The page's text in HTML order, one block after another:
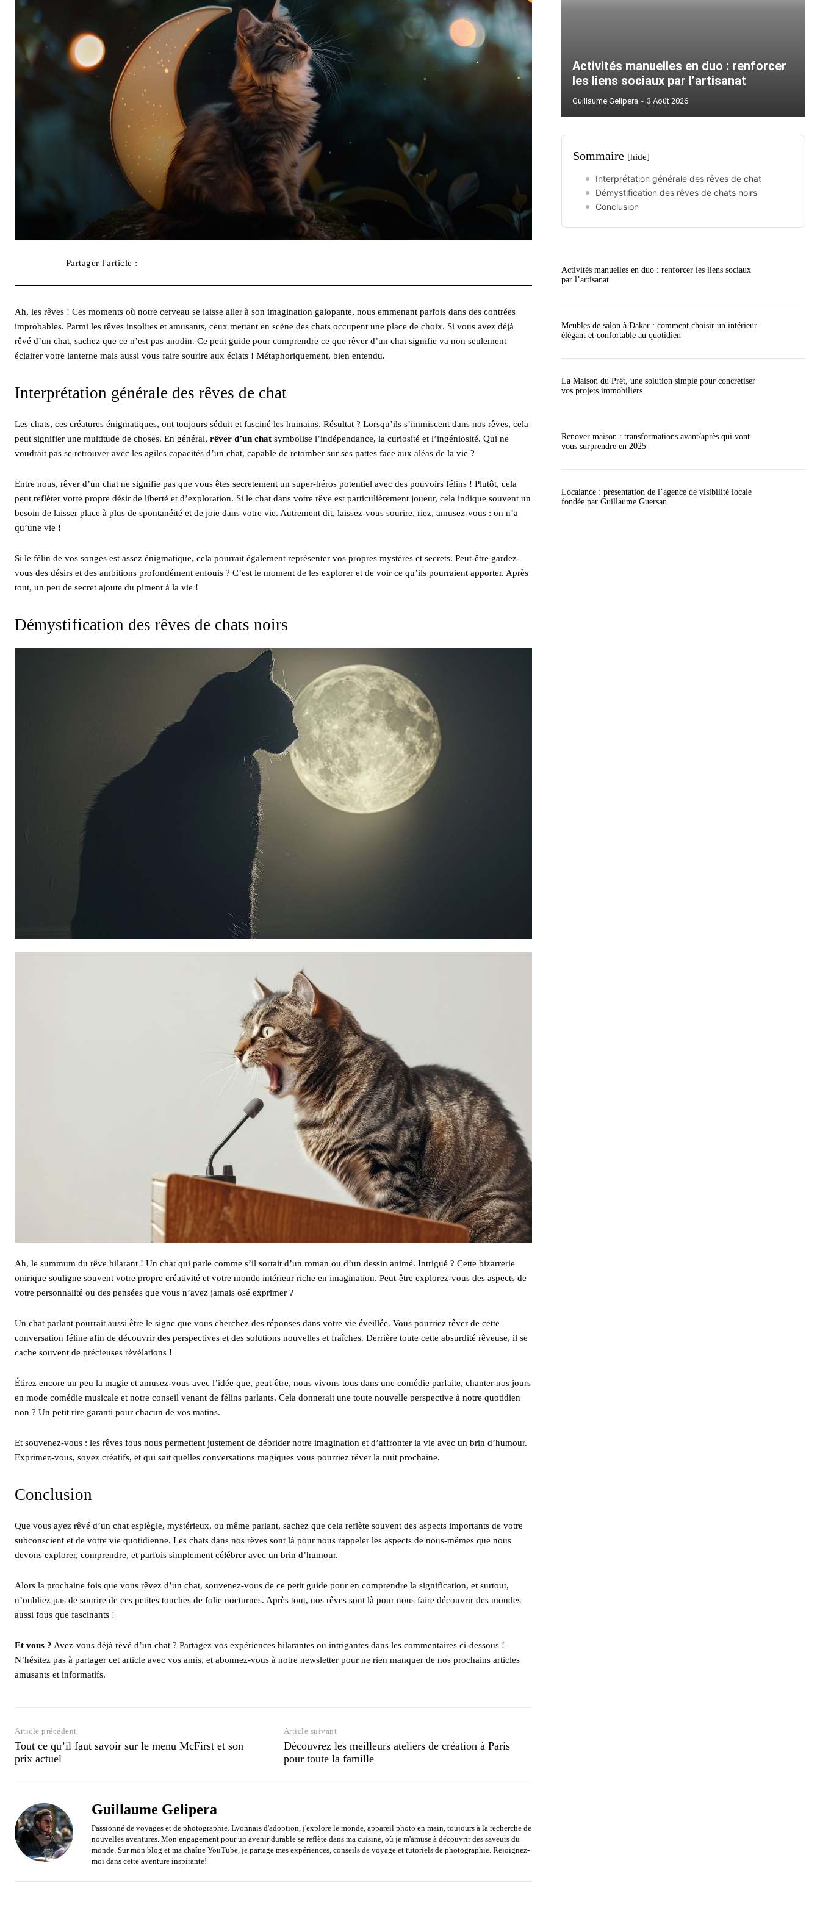
Partager l'article :
Ah, les rêves ! Ces moments où notre cerveau se laisse aller à son imagination galopante, nous emmenant parfois dans des contrées
improbables. Parmi les rêves insolites et amusants, ceux mettant en scène des chats occupent une place de choix. Si vous avez déjà
rêvé d’un chat, sachez que ce n’est pas anodin. Ce petit guide pour comprendre ce que rêver d’un chat signifie va non seulement
éclairer votre lanterne mais aussi vous faire sourire aux éclats ! Métaphoriquement, bien entendu.
Interprétation générale des rêves de chat
Les chats, ces créatures énigmatiques, ont toujours séduit et fasciné les humains. Résultat ? Lorsqu’ils s’immiscent dans nos rêves, cela
peut signifier une multitude de choses. En général, rêver d’un chat symbolise l’indépendance, la curiosité et l’ingéniosité. Qui ne
voudrait pas se retrouver avec les agiles capacités d’un chat, capable de retomber sur ses pattes face aux aléas de la vie ?
Entre nous, rêver d’un chat ne signifie pas que vous êtes secretement un super-héros potentiel avec des pouvoirs félins ! Plutôt, cela
peut refléter votre propre désir de liberté et d’exploration. Si le chat dans votre rêve est particulièrement joueur, cela indique souvent un
besoin de laisser place à plus de spontanéité et de joie dans votre vie. Autrement dit, laissez-vous sourire, riez, amusez-vous : on n’a
qu’une vie !
Si le félin de vos songes est assez énigmatique, cela pourrait également représenter vos propres mystères et secrets. Peut-être gardez-
vous des désirs et des ambitions profondément enfouis ? C’est le moment de les explorer et de voir ce qu’ils pourraient apporter. Après
tout, un peu de secret ajoute du piment à la vie !
Démystification des rêves de chats noirs
Ah, le summum du rêve hilarant ! Un chat qui parle comme s’il sortait d’un roman ou d’un dessin animé. Intrigué ? Cette bizarrerie
onirique souligne souvent votre propre créativité et votre monde intérieur riche en imagination. Peut-être explorez-vous des aspects de
votre personnalité ou des pensées que vous n’avez jamais osé exprimer ?
Un chat parlant pourrait aussi être le signe que vous cherchez des réponses dans votre vie éveillée. Vous pourriez rêver de cette
conversation féline afin de découvrir des perspectives et des solutions nouvelles et fraîches. Derrière toute cette absurdité rêveuse, il se
cache souvent de précieuses révélations !
Étirez encore un peu la magie et amusez-vous avec l’idée que, peut-être, nous vivons tous dans une comédie parfaite, chanter nos jours
en mode comédie musicale et notre conseil venant de félins parlants. Cela donnerait une toute nouvelle perspective à notre quotidien
non ? Un petit rire garanti pour chacun de vos matins.
Et souvenez-vous : les rêves fous nous permettent justement de débrider notre imagination et d’affronter la vie avec un brin d’humour.
Exprimez-vous, soyez créatifs, et qui sait quelles conversations magiques vous pourriez rêver la nuit prochaine.
Conclusion
Que vous ayez rêvé d’un chat espiègle, mystérieux, ou même parlant, sachez que cela reflète souvent des aspects importants de votre
subconscient et de votre vie quotidienne. Les chats dans nos rêves sont là pour nous rappeler les aspects de nous-mêmes que nous
devons explorer, comprendre, et parfois simplement célébrer avec un brin d’humour.
Alors la prochaine fois que vous rêvez d’un chat, souvenez-vous de ce petit guide pour en comprendre la signification, et surtout,
n’oubliez pas de sourire de ces petites touches de folie nocturnes. Après tout, nos rêves sont là pour nous faire découvrir des mondes
aussi fous que fascinants !
Et vous ? Avez-vous déjà rêvé d’un chat ? Partagez vos expériences hilarantes ou intrigantes dans les commentaires ci-dessous !
N’hésitez pas à partager cet article avec vos amis, et abonnez-vous à notre newsletter pour ne rien manquer de nos prochains articles
amusants et informatifs.
Article précédent
Tout ce qu’il faut savoir sur le menu McFirst et son
prix actuel
Article suivant
Découvrez les meilleurs ateliers de création à Paris
pour toute la famille
Guillaume Gelipera
Passionné de voyages et de photographie. Lyonnais d'adoption, j'explore le monde, appareil photo en main, toujours à la recherche de
nouvelles aventures. Mon engagement pour un avenir durable se reflète dans ma cuisine, où je m'amuse à découvrir des saveurs du
monde. Sur mon blog et ma chaîne YouTube, je partage mes expériences, conseils de voyage et tutoriels de photographie. Rejoignez-
moi dans cette aventure inspirante!
Activités manuelles en duo : renforcer
les liens sociaux par l’artisanat
Guillaume Gelipera - 3 Août 2026
Sommaire [hide]
Interprétation générale des rêves de chat
Démystification des rêves de chats noirs
Conclusion
Activités manuelles en duo : renforcer les liens sociaux
par l’artisanat
Meubles de salon à Dakar : comment choisir un intérieur
élégant et confortable au quotidien
La Maison du Prêt, une solution simple pour concrétiser
vos projets immobiliers
Renover maison : transformations avant/après qui vont
vous surprendre en 2025
Localance : présentation de l’agence de visibilité locale
fondée par Guillaume Guersan